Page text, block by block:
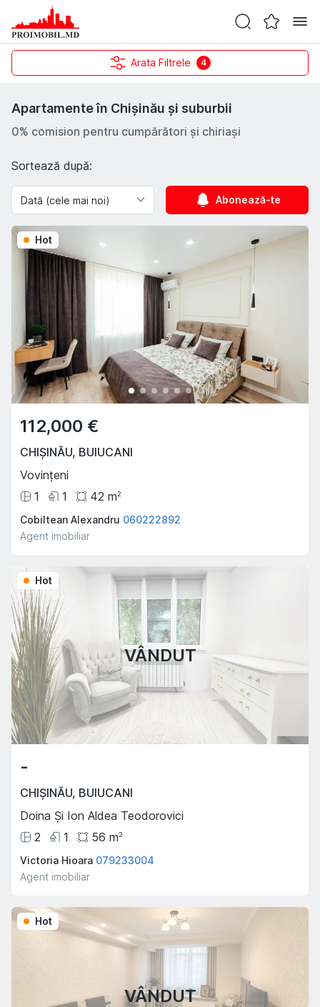
Arata Filtrele 4
Apartamente în Chișinău și suburbii
0% comision pentru cumpărători și chiriași
Sortează după:
Abonează-te
Hot
112,000 €
CHIȘINĂU, BUIUCANI
Vovințeni
1
1 42 m2
Cobiltean Alexandru 060222892
Agent imobiliar
VÂNDUT
Hot
-
CHIȘINĂU, BUIUCANI
Doina Și Ion Aldea Teodorovici
2
1 56 m2
Victoria Hioara 079233004
Agent imobiliar
VÂNDUT
Hot